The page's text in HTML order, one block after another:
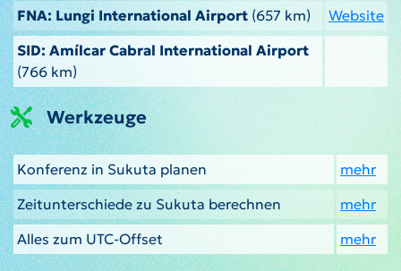
FNA: Lungi International Airport(657 km)
Website
SID: Amílcar Cabral International Airport
(766 km)
Werkzeuge
Konferenz in Sukuta planen
mehr
Zeitunterschiede zu Sukuta berechnen
mehr
Alles zum UTC-Offset
mehr